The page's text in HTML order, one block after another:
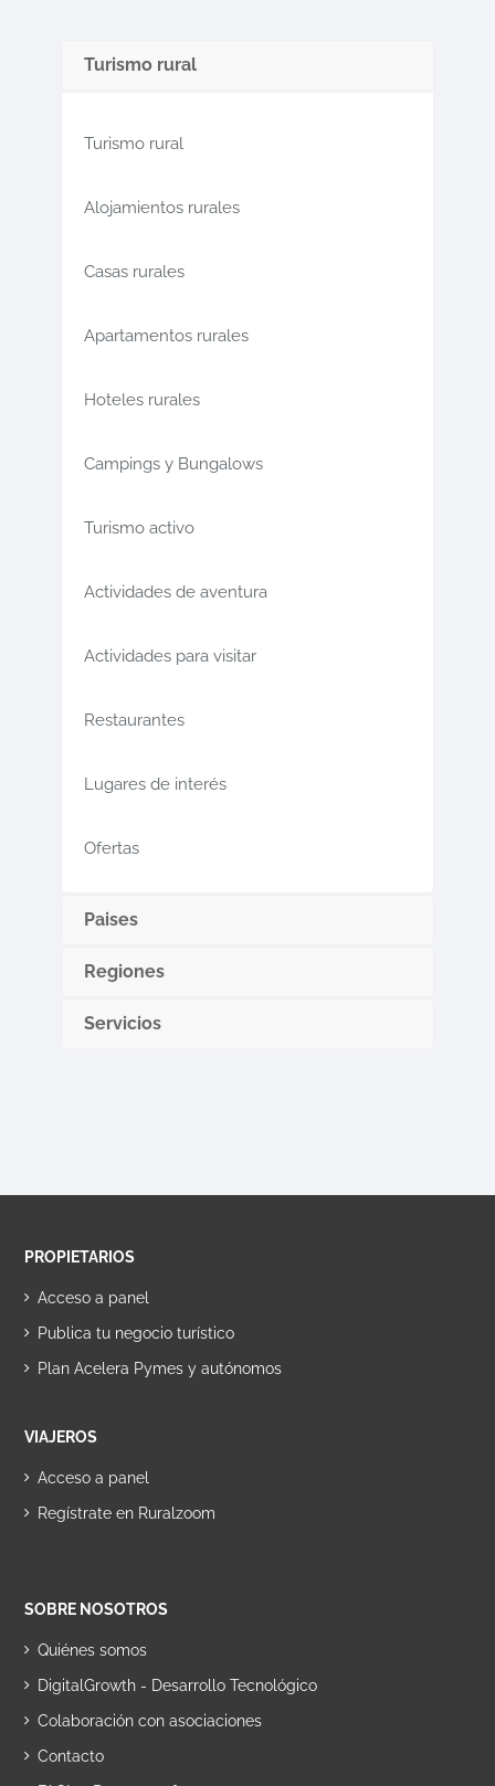
Turismo rural
Turismo rural
Alojamientos rurales
Casas rurales
Apartamentos rurales
Hoteles rurales
Campings y Bungalows
Turismo activo
Actividades de aventura
Actividades para visitar
Restaurantes
Lugares de interés
Ofertas
Paises
Regiones
Servicios
PROPIETARIOS
Acceso a panel
Publica tu negocio turístico
Plan Acelera Pymes y autónomos
VIAJEROS
Acceso a panel
Regístrate en Ruralzoom
SOBRE NOSOTROS
Quiénes somos
DigitalGrowth - Desarrollo Tecnológico
Colaboración con asociaciones
Contacto